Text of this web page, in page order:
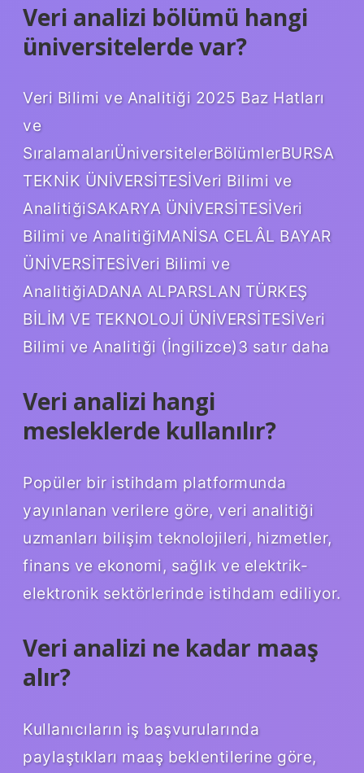
Veri analizi bölümü hangi
üniversitelerde var?
Veri Bilimi ve Analitiği 2025 Baz Hatları
ve
SıralamalarıÜniversitelerBölümlerBURSA
TEKNİK ÜNİVERSİTESİVeri Bilimi ve
AnalitiğiSAKARYA ÜNİVERSİTESİVeri
Bilimi ve AnalitiğiMANİSA CELÂL BAYAR
ÜNİVERSİTESİVeri Bilimi ve
AnalitiğiADANA ALPARSLAN TÜRKEŞ
BİLİM VE TEKNOLOJİ ÜNİVERSİTESİVeri
Bilimi ve Analitiği (İngilizce)3 satır daha
Veri analizi hangi
mesleklerde kullanılır?
Popüler bir istihdam platformunda
yayınlanan verilere göre, veri analitiği
uzmanları bilişim teknolojileri, hizmetler,
finans ve ekonomi, sağlık ve elektrik-
elektronik sektörlerinde istihdam ediliyor.
Veri analizi ne kadar maaş
alır?
Kullanıcıların iş başvurularında
paylaştıkları maaş beklentilerine göre,